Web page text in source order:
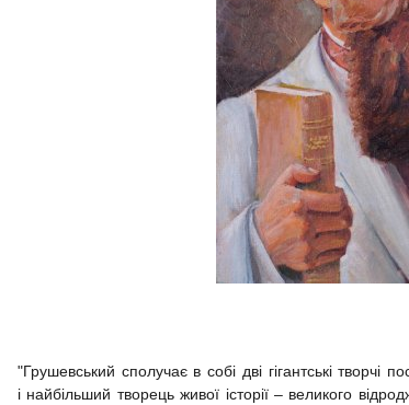
"Грушевський сполучає в собі дві гігантські творчі
і найбільший творець живої історії – великого